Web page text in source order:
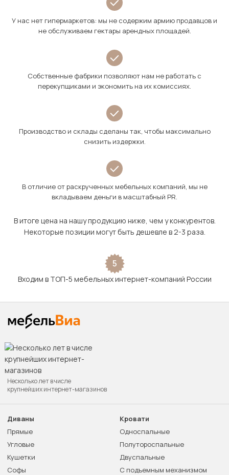
У нас нет гипермаркетов: мы не содержим армию продавцов и
не обслуживаем гектары арендных площадей.
Собственные фабрики позволяют нам не работать с
перекупщиками и экономить на их комиссиях.
Производство и склады сделаны так, чтобы максимально
снизить издержки.
В отличие от раскрученных мебельных компаний, мы не
вкладываем деньги в масштабный PR.
В итоге цена на нашу продукцию ниже, чем у конкурентов.
Некоторые позиции могут быть дешевле в 2-3 раза.
5
Входим в ТОП-5 мебельных интернет-компаний России
Несколько лет в числе
крупнейших интернет-магазинов
Диваны
Прямые
Угловые
Кушетки
Софы
Кровати
Односпальные
Полутороспальные
Двуспальные
С подъемным механизмом